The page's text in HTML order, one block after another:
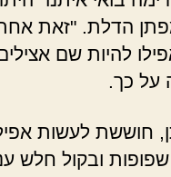
הדלת. "זאת
להיות שם
כך.
חוששת לעשות
ובקול חלש